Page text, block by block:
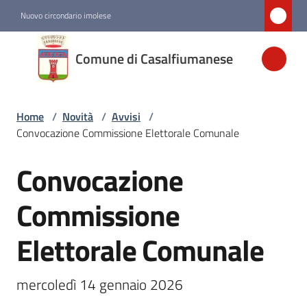
Nuovo circondario imolese
Comune di Casalfiumanese
Comune di
Casalfiumanese
Amministrazione
Menu selezionato
Servizi
Vivere
Home / Novità / Avvisi /
Convocazione Commissione Elettorale Comunale
Salta al contenuto
Convocazione
Commissione
Elettorale Comunale
mercoledì 14 gennaio 2026